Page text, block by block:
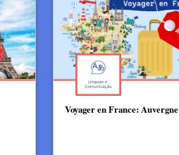
Voyager en France: Auvergne